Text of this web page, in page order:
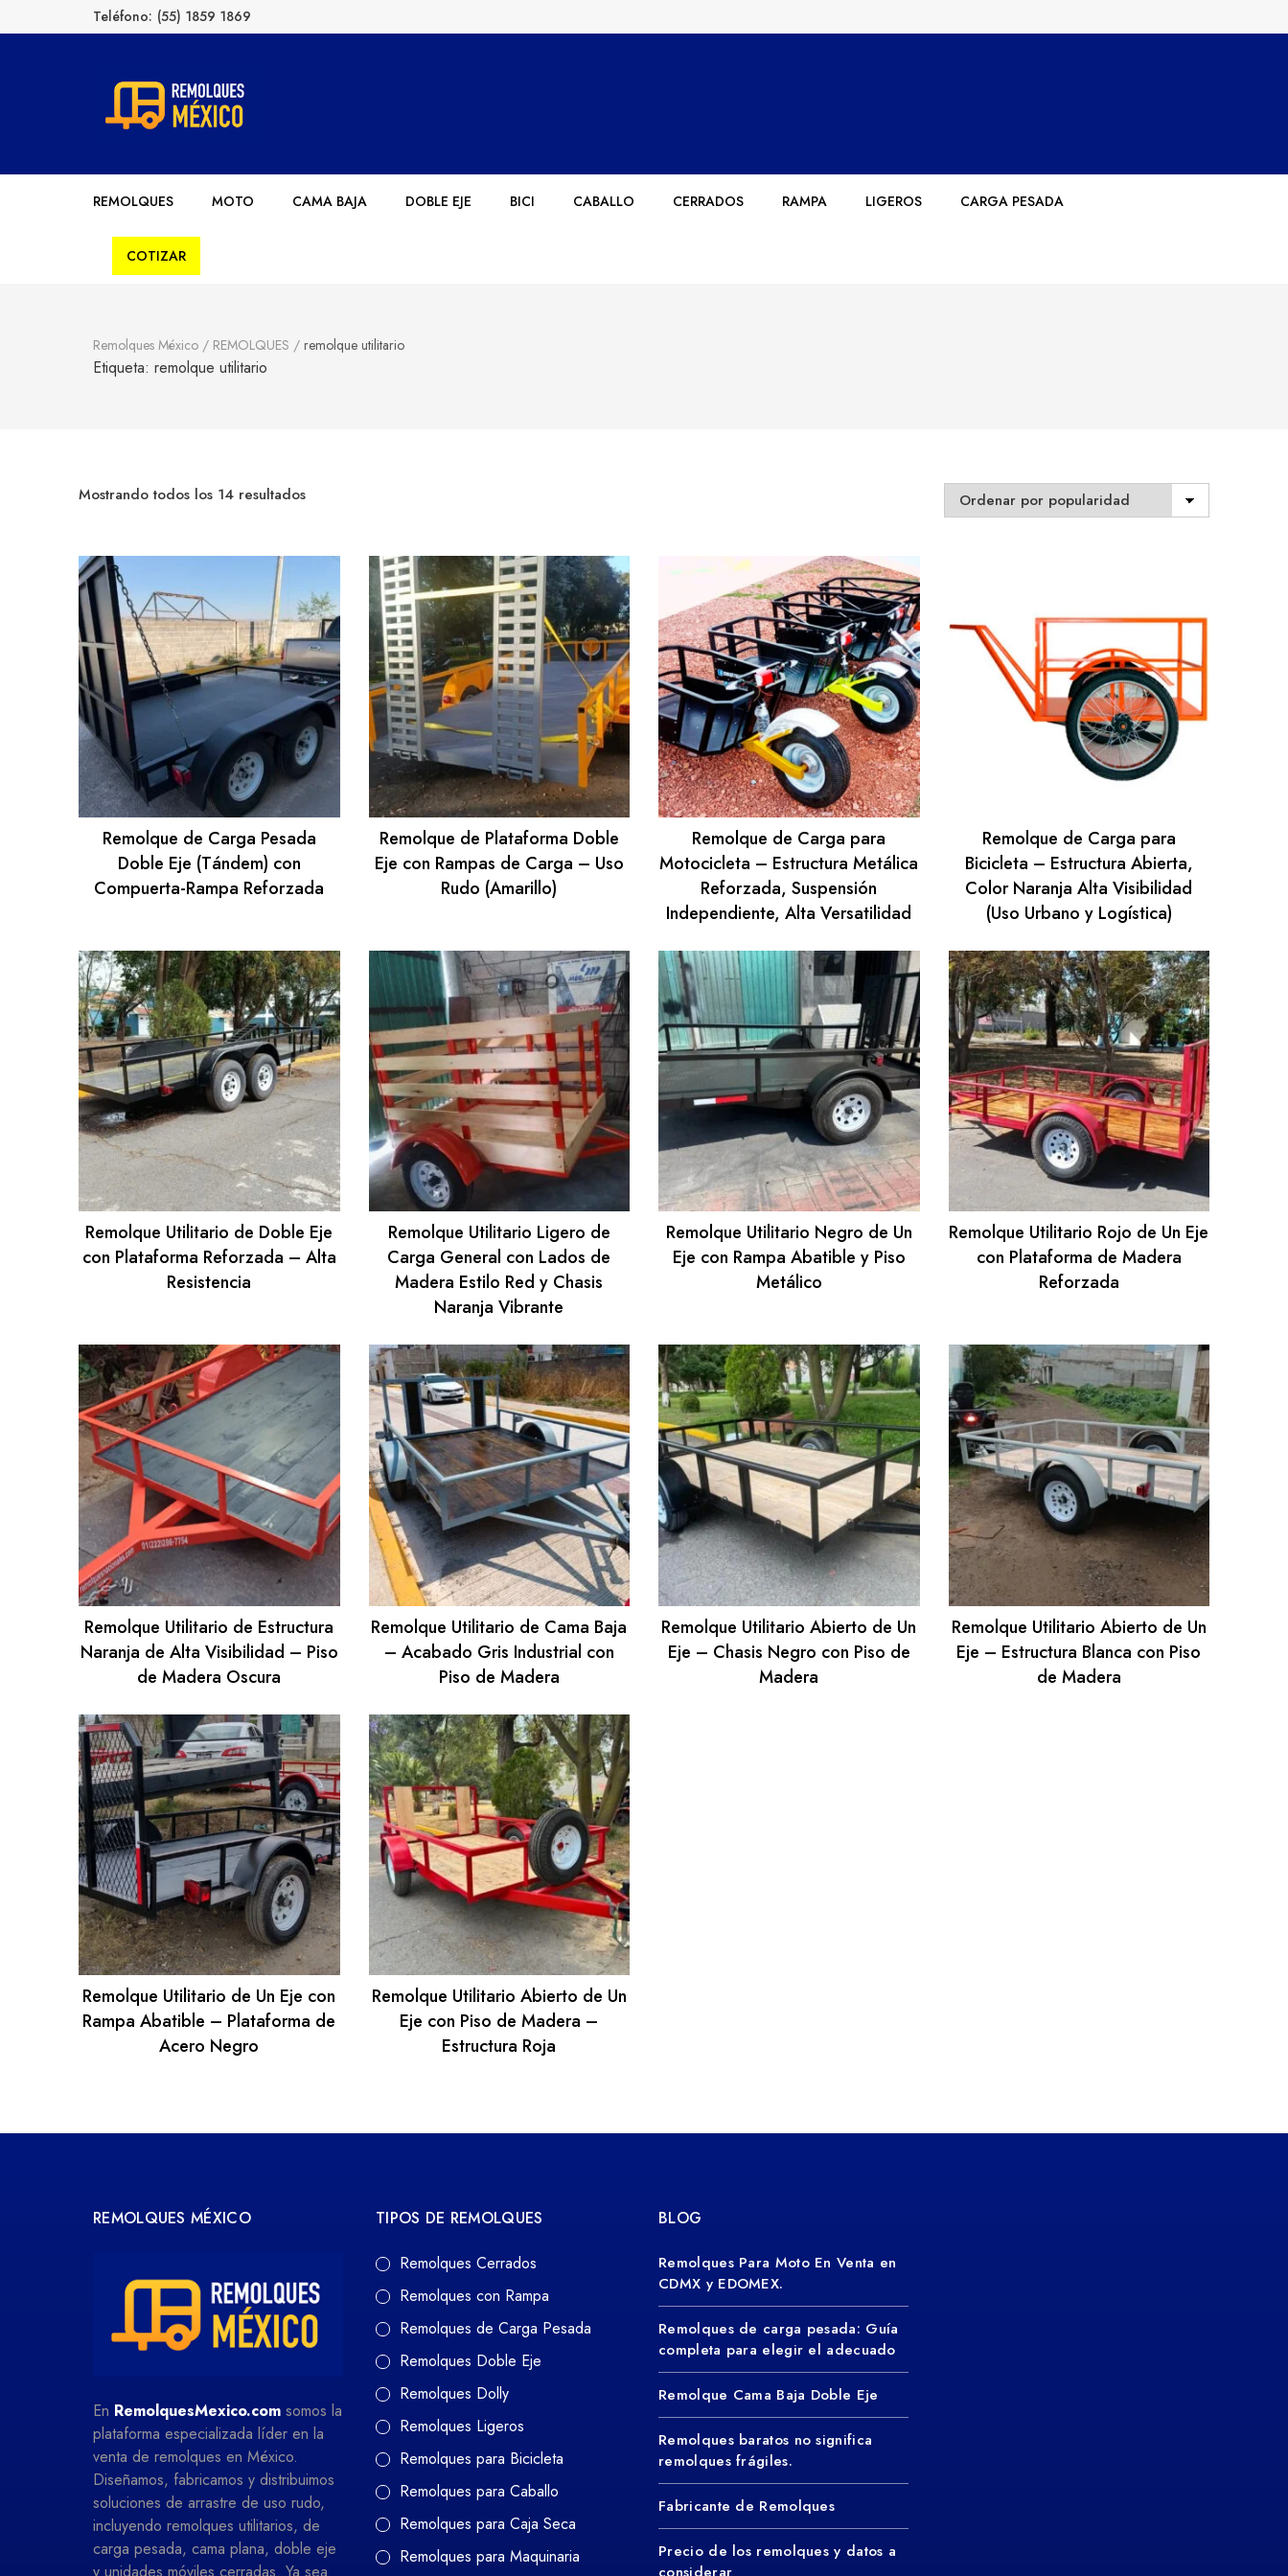
Teléfono: (55) 1859 1869
Remolques México
REMOLQUES MOTO CAMA BAJA DOBLE EJE BICI CABALLO CERRADOS RAMPA LIGEROS CARGA PESADA
COTIZAR
Remolques México / REMOLQUES / remolque utilitario
Etiqueta: remolque utilitario
Mostrando todos los 14 resultadosSorted
Remolque de Carga Pesada
Doble Eje (Tándem) con
Compuerta-Rampa Reforzada
Remolque de Plataforma Doble
Eje con Rampas de Carga – Uso
Rudo (Amarillo)
Remolque de Carga para
Motocicleta – Estructura Metálica
Reforzada, Suspensión
Independiente, Alta Versatilidad
Remolque de Carga para
Bicicleta – Estructura Abierta,
Color Naranja Alta Visibilidad
(Uso Urbano y Logística)
Remolque Utilitario de Doble Eje
con Plataforma Reforzada – Alta
Resistencia
Remolque Utilitario Ligero de
Carga General con Lados de
Madera Estilo Red y Chasis
Naranja Vibrante
Remolque Utilitario Negro de Un
Eje con Rampa Abatible y Piso
Metálico
Remolque Utilitario Rojo de Un Eje
con Plataforma de Madera
Reforzada
Remolque Utilitario de Estructura
Naranja de Alta Visibilidad – Piso
de Madera Oscura
Remolque Utilitario de Cama Baja
– Acabado Gris Industrial con
Piso de Madera
Remolque Utilitario Abierto de Un
Eje – Chasis Negro con Piso de
Madera
Remolque Utilitario Abierto de Un
Eje – Estructura Blanca con Piso
de Madera
Remolque Utilitario de Un Eje con
Rampa Abatible – Plataforma de
Acero Negro
Remolque Utilitario Abierto de Un
Eje con Piso de Madera –
Estructura Roja
REMOLQUES MÉXICO
En RemolquesMexico.com somos la
plataforma especializada líder en la
venta de remolques en México.
Diseñamos, fabricamos y distribuimos
soluciones de arrastre de uso rudo,
incluyendo remolques utilitarios, de
carga pesada, cama plana, doble eje
TIPOS DE REMOLQUES
Remolques Cerrados
Remolques con Rampa
Remolques de Carga Pesada
Remolques Doble Eje
Remolques Dolly
Remolques Ligeros
Remolques para Bicicleta
Remolques para Caballo
Remolques para Caja Seca
Remolques para Maquinaria
BLOG
Remolques Para Moto En Venta en
CDMX y EDOMEX.
Remolques de carga pesada: Guía
completa para elegir el adecuado
Remolque Cama Baja Doble Eje
Remolques baratos no significa
remolques frágiles.
Fabricante de Remolques
Precio de los remolques y datos a